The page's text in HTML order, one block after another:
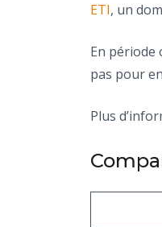
ETI, un
En période
pas pour
Plus